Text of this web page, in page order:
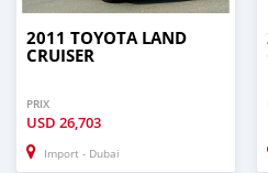
2011 TOYOTA LAND
CRUISER
PRIX
USD 26,703
Import - Dubai